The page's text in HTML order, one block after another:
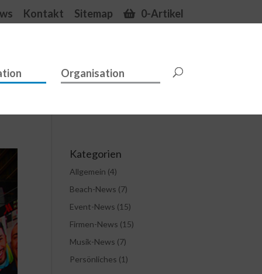
Kontakt Sitemap 0-Artikel
Organisation
Kategorien
Allgemein (4)
Beach-News (7)
Event-News (15)
Firmen-News (15)
Musik-News (7)
Persönliches (1)